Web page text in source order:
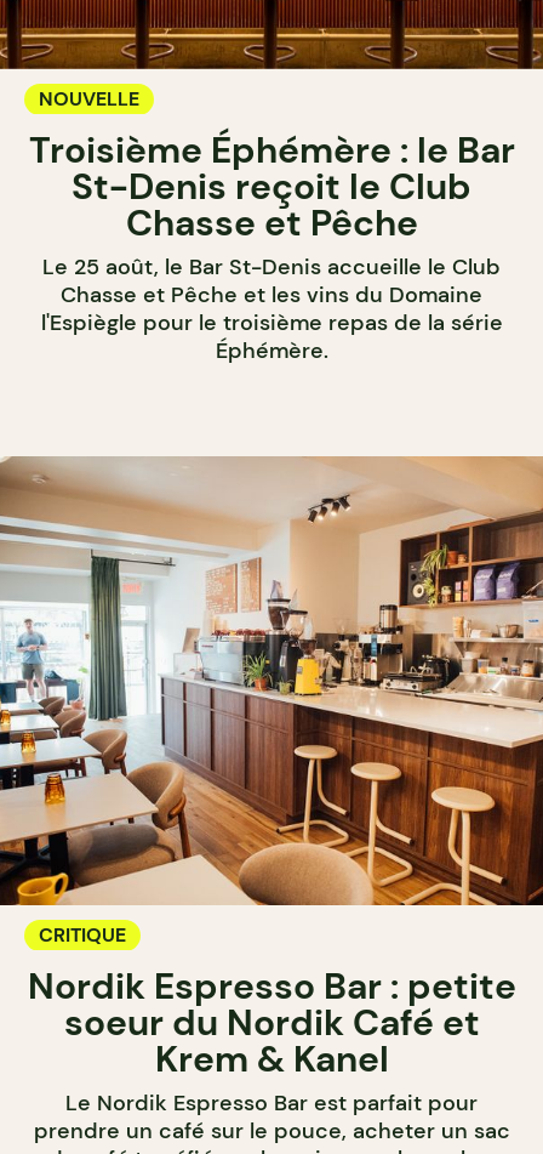
NOUVELLE
Troisième Éphémère : le Bar
St-Denis reçoit le Club
Chasse et Pêche
Le 25 août, le Bar St-Denis accueille le Club
Chasse et Pêche et les vins du Domaine
l'Espiègle pour le troisième repas de la série
Éphémère.
CRITIQUE
Nordik Espresso Bar : petite
soeur du Nordik Café et
Krem & Kanel
Le Nordik Espresso Bar est parfait pour
prendre un café sur le pouce, acheter un sac